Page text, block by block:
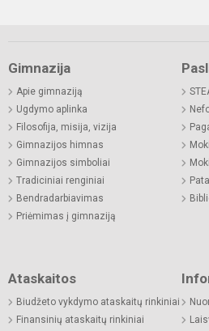
Gimnazija
Apie gimnaziją
Ugdymo aplinka
Filosofija, misija, vizija
Gimnazijos himnas
Gimnazijos simboliai
Tradiciniai renginiai
Bendradarbiavimas
Priėmimas į gimnaziją
Ataskaitos
Biudžeto vykdymo ataskaitų rinkiniai
Finansinių ataskaitų rinkiniai